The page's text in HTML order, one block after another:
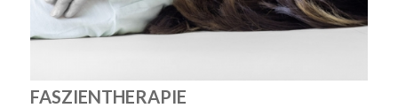
FASZIENTHERAPIE